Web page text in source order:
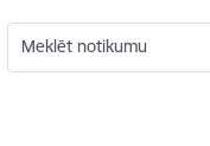
Meklēt notikumu